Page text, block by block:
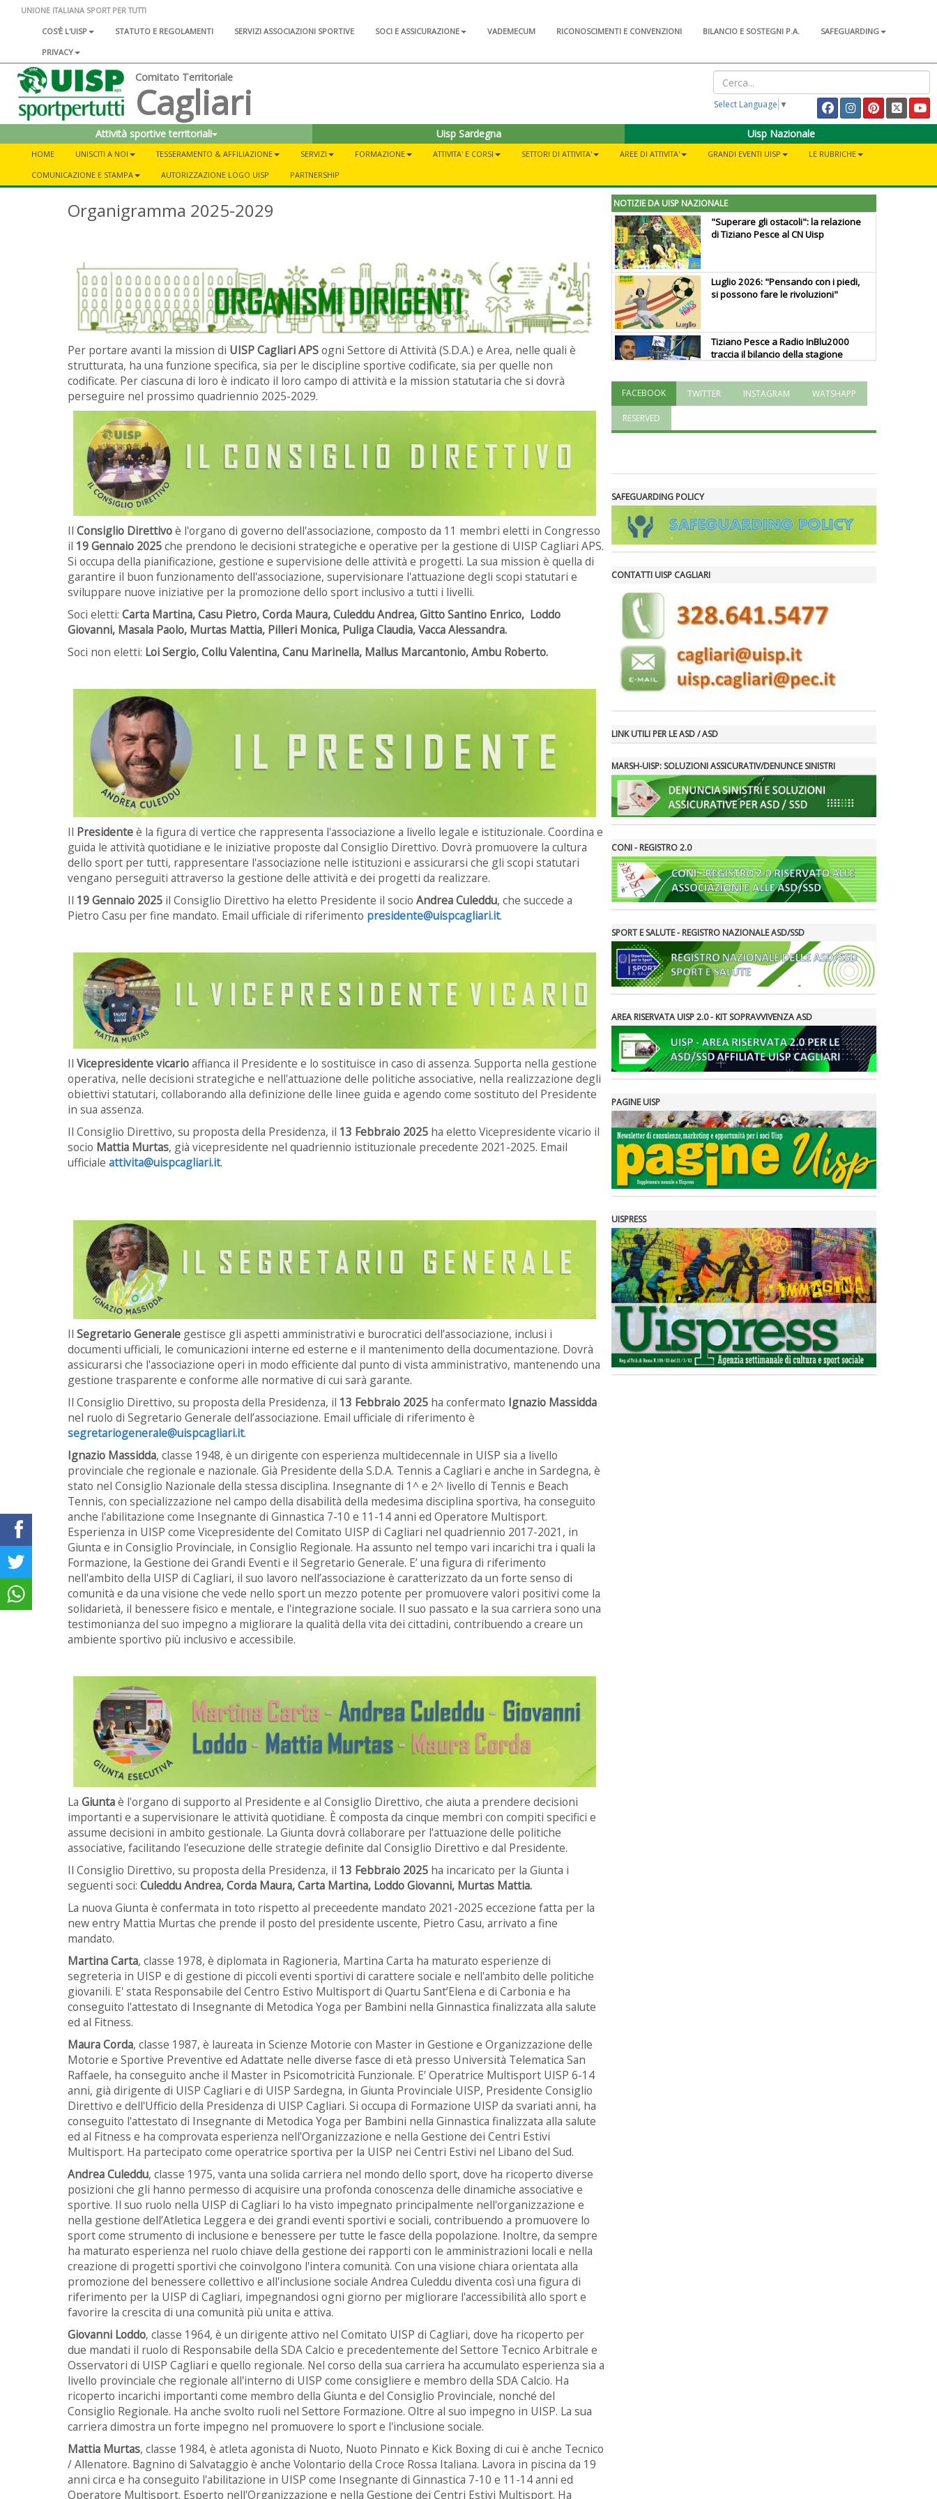
UNIONE ITALIANA SPORT PER TUTTI
COS'È L'UISP
STATUTO E REGOLAMENTI SERVIZI ASSOCIAZIONI SPORTIVE SOCI E ASSICURAZIONE VADEMECUM RICONOSCIMENTI E CONVENZIONI BILANCIO E SOSTEGNI P.A.
SAFEGUARDING
PRIVACY
Comitato Territoriale
Cagliari Select Language ▼
Attività sportive territoriali Uisp Sardegna Uisp Nazionale
HOME UNISCITI A NOI TESSERAMENTO & AFFILIAZIONE SERVIZI FORMAZIONE ATTIVITA' E CORSI SETTORI DI ATTIVITA' AREE DI ATTIVITA' GRANDI EVENTI UISP
LE RUBRICHE
COMUNICAZIONE E STAMPA
AUTORIZZAZIONE LOGO UISP PARTNERSHIP
Organigramma 2025-2029
Per portare avanti la mission di UISP Cagliari APSogni Settore di Attività (S.D.A.) e Area, nelle quali è
strutturata, ha una funzione specifica, sia per le discipline sportive codificate, sia per quelle non
codificate. Per ciascuna di loro è indicato il loro campo di attività e la mission statutaria che si dovrà
perseguire nel prossimo quadriennio 2025-2029.
Il Consiglio Direttivoè l'organo di governo dell'associazione, composto da 11 membri eletti in Congresso
il 19 Gennaio 2025che prendono le decisioni strategiche e operative per la gestione di UISP Cagliari APS.
Si occupa della pianificazione, gestione e supervisione delle attività e progetti. La sua mission è quella di
garantire il buon funzionamento dell'associazione, supervisionare l'attuazione degli scopi statutari e
sviluppare nuove iniziative per la promozione dello sport inclusivo a tutti i livelli.
Soci eletti: Carta Martina, Casu Pietro, Corda Maura, Culeddu Andrea, Gitto Santino Enrico, Loddo
Giovanni, Masala Paolo, Murtas Mattia, Pilleri Monica, Puliga Claudia, Vacca Alessandra.
Soci non eletti: Loi Sergio, Collu Valentina, Canu Marinella, Mallus Marcantonio, Ambu Roberto.
Il Presidenteè la figura di vertice che rappresenta l'associazione a livello legale e istituzionale. Coordina e
guida le attività quotidiane e le iniziative proposte dal Consiglio Direttivo. Dovrà promuovere la cultura
dello sport per tutti, rappresentare l'associazione nelle istituzioni e assicurarsi che gli scopi statutari
vengano perseguiti attraverso la gestione delle attività e dei progetti da realizzare.
Il 19 Gennaio 2025 il Consiglio Direttivo ha eletto Presidente il socio Andrea Culeddu, che succede a
Pietro Casu per fine mandato. Email ufficiale di riferimento presidente@uispcagliari.it.
Il Vicepresidente vicarioaffianca il Presidente e lo sostituisce in caso di assenza. Supporta nella gestione
operativa, nelle decisioni strategiche e nell'attuazione delle politiche associative, nella realizzazione degli
obiettivi statutari, collaborando alla definizione delle linee guida e agendo come sostituto del Presidente
in sua assenza.
Il Consiglio Direttivo, su proposta della Presidenza, il 13 Febbraio 2025 ha eletto Vicepresidente vicario il
socio Mattia Murtas, già vicepresidente nel quadriennio istituzionale precedente 2021-2025. Email
ufficiale attivita@uispcagliari.it.
Il Segretario Generale gestisce gli aspetti amministrativi e burocratici dell’associazione, inclusi i
documenti ufficiali, le comunicazioni interne ed esterne e il mantenimento della documentazione. Dovrà
assicurarsi che l'associazione operi in modo efficiente dal punto di vista amministrativo, mantenendo una
gestione trasparente e conforme alle normative di cui sarà garante.
Il Consiglio Direttivo, su proposta della Presidenza, il 13 Febbraio 2025 ha confermato Ignazio Massidda
nel ruolo di Segretario Generale dell’associazione. Email ufficiale di riferimento è
segretariogenerale@uispcagliari.it.
Ignazio Massidda, classe 1948, è un dirigente con esperienza multidecennale in UISP sia a livello
provinciale che regionale e nazionale. Già Presidente della S.D.A. Tennis a Cagliari e anche in Sardegna, è
stato nel Consiglio Nazionale della stessa disciplina. Insegnante di 1^ e 2^ livello di Tennis e Beach
Tennis, con specializzazione nel campo della disabilità della medesima disciplina sportiva, ha conseguito
anche l'abilitazione come Insegnante di Ginnastica 7-10 e 11-14 anni ed Operatore Multisport.
Esperienza in UISP come Vicepresidente del Comitato UISP di Cagliari nel quadriennio 2017-2021, in
Giunta e in Consiglio Provinciale, in Consiglio Regionale. Ha assunto nel tempo vari incarichi tra i quali la
Formazione, la Gestione dei Grandi Eventi e il Segretario Generale. E’ una figura di riferimento
nell'ambito della UISP di Cagliari, il suo lavoro nell’associazione è caratterizzato da un forte senso di
comunità e da una visione che vede nello sport un mezzo potente per promuovere valori positivi come la
solidarietà, il benessere fisico e mentale, e l'integrazione sociale. Il suo passato e la sua carriera sono una
testimonianza del suo impegno a migliorare la qualità della vita dei cittadini, contribuendo a creare un
ambiente sportivo più inclusivo e accessibile.
La Giuntaè l'organo di supporto al Presidente e al Consiglio Direttivo, che aiuta a prendere decisioni
importanti e a supervisionare le attività quotidiane. È composta da cinque membri con compiti specifici e
assume decisioni in ambito gestionale. La Giunta dovrà collaborare per l'attuazione delle politiche
associative, facilitando l'esecuzione delle strategie definite dal Consiglio Direttivo e dal Presidente.
Il Consiglio Direttivo, su proposta della Presidenza, il 13 Febbraio 2025 ha incaricato per la Giunta i
seguenti soci: Culeddu Andrea, Corda Maura, Carta Martina, Loddo Giovanni, Murtas Mattia.
La nuova Giunta è confermata in toto rispetto al preceedente mandato 2021-2025 eccezione fatta per la
new entry Mattia Murtas che prende il posto del presidente uscente, Pietro Casu, arrivato a fine
mandato.
Martina Carta, classe 1978, è diplomata in Ragioneria, Martina Carta ha maturato esperienze di
segreteria in UISP e di gestione di piccoli eventi sportivi di carattere sociale e nell'ambito delle politiche
giovanili. E' stata Responsabile del Centro Estivo Multisport di Quartu Sant’Elena e di Carbonia e ha
conseguito l'attestato di Insegnante di Metodica Yoga per Bambini nella Ginnastica finalizzata alla salute
ed al Fitness.
Maura Corda, classe 1987, è laureata in Scienze Motorie con Master in Gestione e Organizzazione delle
Motorie e Sportive Preventive ed Adattate nelle diverse fasce di età presso Università Telematica San
Raffaele, ha conseguito anche il Master in Psicomotricità Funzionale. E’ Operatrice Multisport UISP 6-14
anni, già dirigente di UISP Cagliari e di UISP Sardegna, in Giunta Provinciale UISP, Presidente Consiglio
Direttivo e dell'Ufficio della Presidenza di UISP Cagliari. Si occupa di Formazione UISP da svariati anni, ha
conseguito l'attestato di Insegnante di Metodica Yoga per Bambini nella Ginnastica finalizzata alla salute
ed al Fitness e ha comprovata esperienza nell'Organizzazione e nella Gestione dei Centri Estivi
Multisport. Ha partecipato come operatrice sportiva per la UISP nei Centri Estivi nel Libano del Sud.
Andrea Culeddu, classe 1975, vanta una solida carriera nel mondo dello sport, dove ha ricoperto diverse
posizioni che gli hanno permesso di acquisire una profonda conoscenza delle dinamiche associative e
sportive. Il suo ruolo nella UISP di Cagliari lo ha visto impegnato principalmente nell'organizzazione e
nella gestione dell’Atletica Leggera e dei grandi eventi sportivi e sociali, contribuendo a promuovere lo
sport come strumento di inclusione e benessere per tutte le fasce della popolazione. Inoltre, da sempre
ha maturato esperienza nel ruolo chiave della gestione dei rapporti con le amministrazioni locali e nella
creazione di progetti sportivi che coinvolgono l'intera comunità. Con una visione chiara orientata alla
promozione del benessere collettivo e all'inclusione sociale Andrea Culeddu diventa così una figura di
riferimento per la UISP di Cagliari, impegnandosi ogni giorno per migliorare l'accessibilità allo sport e
favorire la crescita di una comunità più unita e attiva.
Giovanni Loddo, classe 1964, è un dirigente attivo nel Comitato UISP di Cagliari, dove ha ricoperto per
due mandati il ruolo di Responsabile della SDA Calcio e precedentemente del Settore Tecnico Arbitrale e
Osservatori di UISP Cagliari e quello regionale. Nel corso della sua carriera ha accumulato esperienza sia a
livello provinciale che regionale all'interno di UISP come consigliere e membro della SDA Calcio. Ha
ricoperto incarichi importanti come membro della Giunta e del Consiglio Provinciale, nonché del
Consiglio Regionale. Ha anche svolto ruoli nel Settore Formazione. Oltre al suo impegno in UISP. La sua
carriera dimostra un forte impegno nel promuovere lo sport e l'inclusione sociale.
Mattia Murtas, classe 1984, è atleta agonista di Nuoto, Nuoto Pinnato e Kick Boxing di cui è anche Tecnico
/ Allenatore. Bagnino di Salvataggio è anche Volontario della Croce Rossa Italiana. Lavora in piscina da 19
anni circa e ha conseguito l'abilitazione in UISP come Insegnante di Ginnastica 7-10 e 11-14 anni ed
Operatore Multisport. Esperto nell'Organizzazione e nella Gestione dei Centri Estivi Multisport. Ha
NOTIZIE DA UISP NAZIONALE
"Superare gli ostacoli": la relazione
di Tiziano Pesce al CN Uisp
Luglio 2026: "Pensando con i piedi,
si possono fare le rivoluzioni"
Tiziano Pesce a Radio InBlu2000
traccia il bilancio della stagione
prosegue anche in estate
Tiziano Pesce nel Cda di
Fondazione Terzjus: prima riunione
a Roma
FACEBOOK TWITTER INSTAGRAM WATSHAPP
RESERVED
SAFEGUARDING POLICY
CONTATTI UISP CAGLIARI
LINK UTILI PER LE ASD / ASD
MARSH-UISP: SOLUZIONI ASSICURATIV/DENUNCE SINISTRI
CONI - REGISTRO 2.0
SPORT E SALUTE - REGISTRO NAZIONALE ASD/SSD
AREA RISERVATA UISP 2.0 - KIT SOPRAVVIVENZA ASD
PAGINE UISP
UISPRESS